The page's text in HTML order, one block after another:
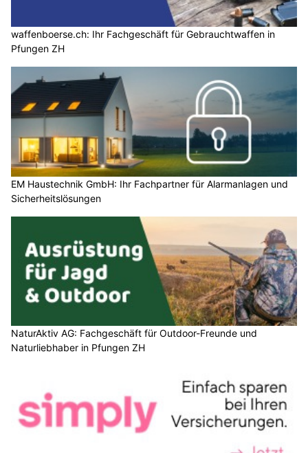
waffenboerse.ch: Ihr Fachgeschäft für Gebrauchtwaffen in
Pfungen ZH
EM Haustechnik GmbH: Ihr Fachpartner für Alarmanlagen und
Sicherheitslösungen
NaturAktiv AG: Fachgeschäft für Outdoor-Freunde und
Naturliebhaber in Pfungen ZH